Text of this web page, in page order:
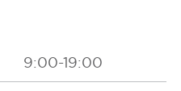
9:00-19:00